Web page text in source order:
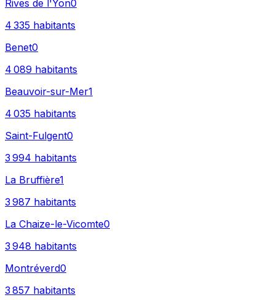
Rives de l'Yon0
4 335 habitants
Benet0
4 089 habitants
Beauvoir-sur-Mer1
4 035 habitants
Saint-Fulgent0
3 994 habitants
La Bruffière1
3 987 habitants
La Chaize-le-Vicomte0
3 948 habitants
Montréverd0
3 857 habitants